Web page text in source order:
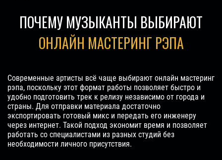
ПОЧЕМУ МУЗЫКАНТЫ ВЫБИРАЮТ
ОНЛАЙН МАСТЕРИНГ РЭПА
Современные артисты всё чаще выбирают онлайн мастеринг
рэпа, поскольку этот формат работы позволяет быстро и
удобно подготовить трек к релизу независимо от города и
страны. Для отправки материала достаточно
экспортировать готовый микс и передать его инженеру
через интернет. Такой подход экономит время и позволяет
работать со специалистами из разных студий без
необходимости личного присутствия.